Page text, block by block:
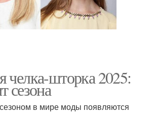
челка-шторка 2025:
сезона
в мире моды появляются